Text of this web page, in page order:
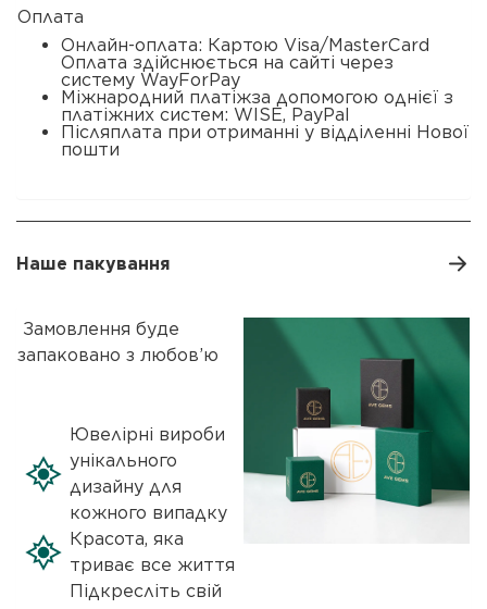
Оплата
Онлайн-оплата: Картою Visa/MasterCard
Оплата здійснюється на сайті через
систему WayForPay
Міжнародний платіжза допомогою однієї з
платіжних систем: WISE, PayPal
Післяплата при отриманні у відділенні Нової
пошти
Наше пакування
Замовлення буде
запаковано з любов’ю
Ювелірні вироби
унікального
дизайну для
кожного випадку
Красота, яка
триває все життя
Підкресліть свій